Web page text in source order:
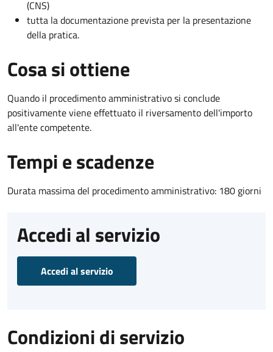
(CNS)
tutta la documentazione prevista per la presentazione
della pratica.
Cosa si ottiene
Quando il procedimento amministrativo si conclude
positivamente viene effettuato il riversamento dell'importo
all'ente competente.
Tempi e scadenze
Durata massima del procedimento amministrativo: 180 giorni
Accedi al servizio
Accedi al servizio
Condizioni di servizio